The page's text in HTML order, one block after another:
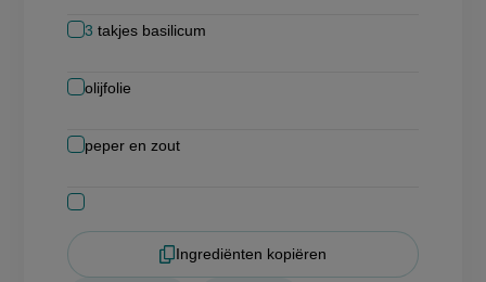
3 takjes basilicum
olijfolie
peper en zout
Ingrediënten kopiëren